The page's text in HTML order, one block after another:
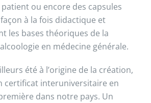
patient ou encore des capsules
à la fois didactique et
les bases théoriques de la
en médecine générale.
été à l’origine de la création,
certificat interuniversitaire en
dans notre pays. Un